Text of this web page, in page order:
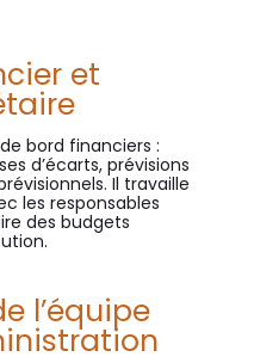
et
bord financiers :
d’écarts, prévisions
Il travaille
les responsables
des budgets
l’équipe